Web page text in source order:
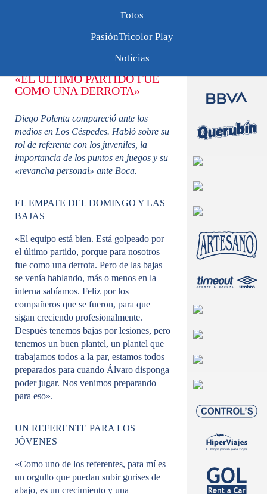
Fotos
PasiónTricolor Play
Noticias
«EL ÚLTIMO PARTIDO FUE
COMO UNA DERROTA»
Diego Polenta compareció ante los
medios en Los Céspedes. Habló sobre su
rol de referente con los juveniles, la
importancia de los puntos en juegos y su
«revancha personal» ante Boca.
EL EMPATE DEL DOMINGO Y LAS
BAJAS
«El equipo está bien. Está golpeado por
el último partido, porque para nosotros
fue como una derrota. Pero de las bajas
se venía hablando, más o menos en la
interna sabíamos. Feliz por los
compañeros que se fueron, para que
sigan creciendo profesionalmente.
Después tenemos bajas por lesiones, pero
tenemos un buen plantel, un plantel que
trabajamos todos a la par, estamos todos
preparados para cuando Álvaro disponga
poder jugar. Nos venimos preparando
para eso».
UN REFERENTE PARA LOS
JÓVENES
«Como uno de los referentes, para mí es
un orgullo que puedan subir gurises de
abajo, es un crecimiento y una